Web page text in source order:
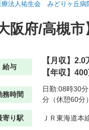
療法人祐生会 みどりヶ丘病
大阪府/高槻
給与
【月収】2.0
【年収】
務時間
日勤:08時30
分（休憩60分
寄り駅 ＪＲ東海道